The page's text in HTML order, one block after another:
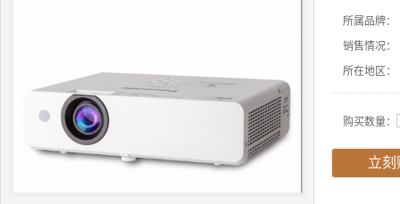
所属品牌：
销售情况：
所在地区：
购买数量：
立刻